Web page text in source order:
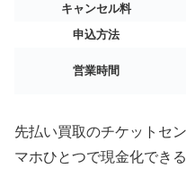
キャンセル料
申込方法
営業時間
先払い買取のチケットセ
マホひとつで現金化でき